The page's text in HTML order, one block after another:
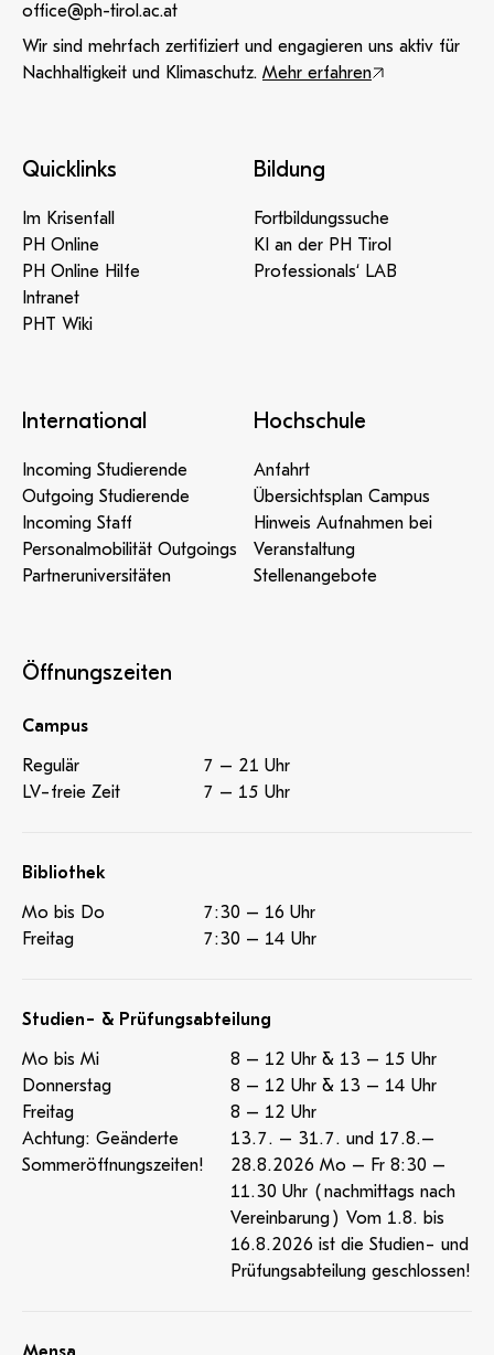
office@ph-tirol.ac.at
Wir sind mehrfach zertifiziert und engagieren uns aktiv für
Nachhaltigkeit und Klimaschutz. Mehr erfahren
Quicklinks
Im Krisenfall
PH Online
PH Online Hilfe
Intranet
PHT Wiki
Bildung
Fortbildungssuche
KI an der PH Tirol
Professionals‘ LAB
International
Incoming Studierende
Outgoing Studierende
Incoming Staff
Personalmobilität Outgoings
Partneruniversitäten
Hochschule
Anfahrt
Übersichtsplan Campus
Hinweis Aufnahmen bei
Veranstaltung
Stellenangebote
Öffnungszeiten
Campus
Regulär
7 – 21 Uhr
LV-freie Zeit
7 – 15 Uhr
Bibliothek
Mo bis Do
7:30 – 16 Uhr
Freitag
7:30 – 14 Uhr
Studien- & Prüfungsabteilung
Mo bis Mi
8 – 12 Uhr & 13 – 15 Uhr
Donnerstag
8 – 12 Uhr & 13 – 14 Uhr
Freitag
8 – 12 Uhr
Achtung: Geänderte
Sommeröffnungszeiten!
13.7. – 31.7. und 17.8.–
28.8.2026 Mo – Fr 8:30 –
11.30 Uhr (nachmittags nach
Vereinbarung) Vom 1.8. bis
16.8.2026 ist die Studien- und
Prüfungsabteilung geschlossen!